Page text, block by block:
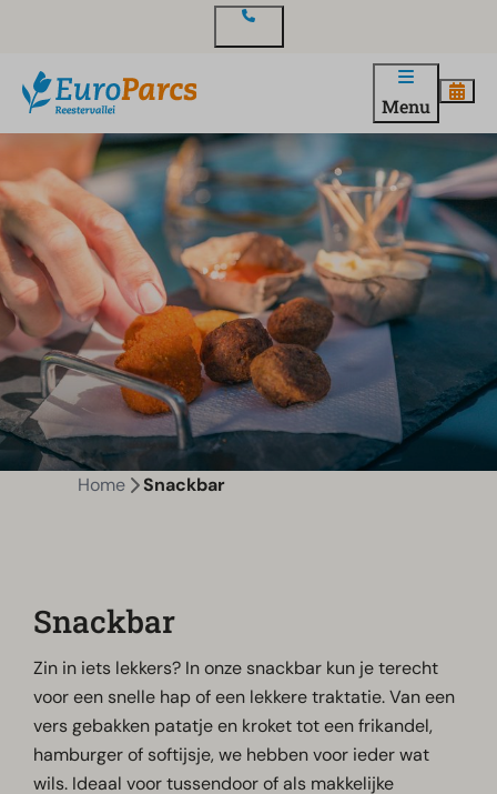
Menu
Home Snackbar
Snackbar
Zin in iets lekkers? In onze snackbar kun je terecht
voor een snelle hap of een lekkere traktatie. Van een
vers gebakken patatje en kroket tot een frikandel,
hamburger of softijsje, we hebben voor ieder wat
wils. Ideaal voor tussendoor of als makkelijke